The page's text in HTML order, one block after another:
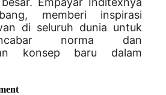
memberi inspirasi
di seluruh dunia untuk
norma dan
konsep baru dalam